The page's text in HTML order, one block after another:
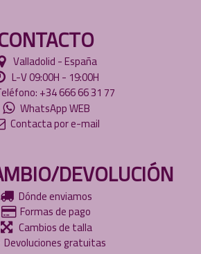
Valladolid - España
L-V 09:00H - 19:00H
+34 666 66 31 77
WhatsApp WEB
Contacta por e-mail
DEVOLUCIÓN
Dónde enviamos
Formas de pago
Cambios de talla
Devoluciones gratuitas